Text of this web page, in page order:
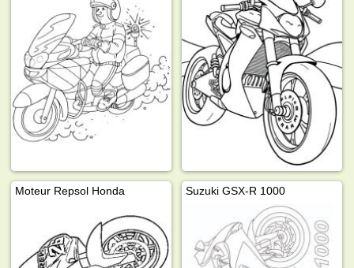
Moteur Repsol Honda Suzuki GSX-R 1000